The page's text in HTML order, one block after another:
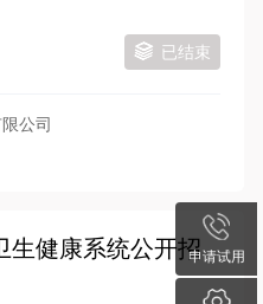
申请试用
已结束
公司
生健康系统公开招